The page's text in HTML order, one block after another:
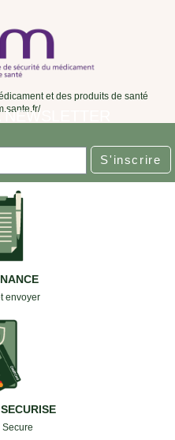
et des produits de santé
S'inscrire
envoyer
Secure